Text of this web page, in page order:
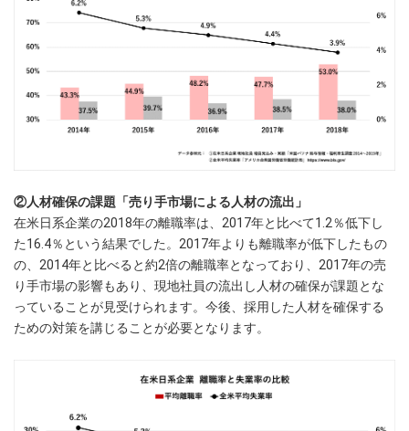
②人材確保の課題「売り手市場による人材の流出」
在米日系企業の2018年の離職率は、2017年と比べて1.2％低下し
た16.4％という結果でした。2017年よりも離職率が低下したもの
の、2014年と比べると約2倍の離職率となっており、2017年の売
り手市場の影響もあり、現地社員の流出し人材の確保が課題とな
っていることが見受けられます。今後、採用した人材を確保する
ための対策を講じることが必要となります。